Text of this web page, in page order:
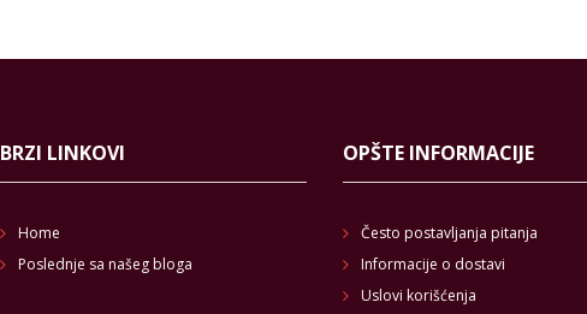
BRZI LINKOVI
Home
Poslednje sa našeg bloga
OPŠTE INFORMACIJE
Često postavljanja pitanja
Informacije o dostavi
Uslovi korišćenja